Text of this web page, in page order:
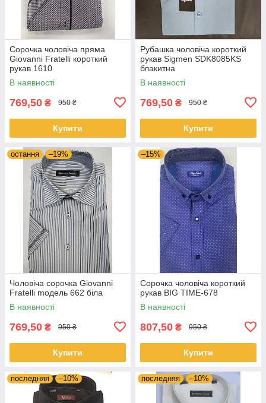
Сорочка чоловіча пряма
Giovanni Fratelli короткий
рукав 1610
В наявності
769,50 ₴ 950 ₴
Купити
Pубашка чоловіча короткий
рукав Sigmen SDK8085KS
блакитна
В наявності
769,50 ₴ 950 ₴
Купити
остання –19%
Чоловіча сорочка Giovanni
Fratelli moдель 662 біла
В наявності
769,50 ₴ 950 ₴
Купити
–15%
Сорочка чоловіча короткий
рукав BIG TIME-678
В наявності
807,50 ₴ 950 ₴
Купити
последняя –10% последняя –10%